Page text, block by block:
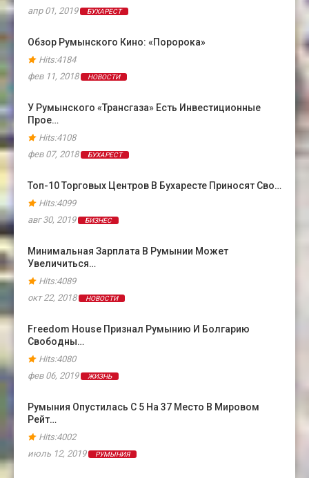
апр 01, 2019
БУХАРЕСТ
Обзор Румынского Кино: «Поророка»
Hits:4184
фев 11, 2018
НОВОСТИ
У Румынского «Трансгаза» Есть Инвестиционные
Прое…
Hits:4108
фев 07, 2018
БУХАРЕСТ
Топ-10 Торговых Центров В Бухаресте Приносят Сво…
Hits:4099
авг 30, 2019
БИЗНЕС
Минимальная Зарплата В Румынии Может
Увеличиться…
Hits:4089
окт 22, 2018
НОВОСТИ
Freedom House Признал Румынию И Болгарию
Свободны…
Hits:4080
фев 06, 2019
ЖИЗНЬ
Румыния Опустилась С 5 На 37 Место В Мировом
Рейт…
Hits:4002
июль 12, 2019
РУМЫНИЯ